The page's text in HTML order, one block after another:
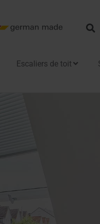
Escaliers de toit